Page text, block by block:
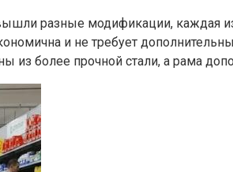
разные модификации, каждая
и не требует
из более прочной стали, а рама